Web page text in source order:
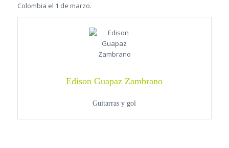
Colombia el 1 de marzo.
Edison Guapaz Zambrano
Guitarras y gol